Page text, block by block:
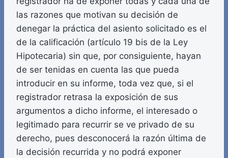
las razones que motivan su decisión de
denegar la práctica del asiento solicitado es el
de la calificación (artículo 19 bis de la Ley
Hipotecaria) sin que, por consiguiente, hayan
de ser tenidas en cuenta las que pueda
introducir en su informe, toda vez que, si el
registrador retrasa la exposición de sus
argumentos a dicho informe, el interesado o
legitimado para recurrir se ve privado de su
derecho, pues desconocerá la razón última de
la decisión recurrida y no podrá exponer